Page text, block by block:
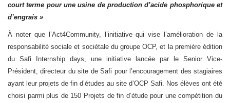
court terme pour une usine de production d’acide phosphorique et
d’engrais »
À noter que l’Act4Community, l’initiative qui vise l’amélioration de la
responsabilité sociale et sociétale du groupe OCP, et la première édition
du Safi Internship days, une initiative lancée par le Senior Vice-
Président, directeur du site de Safi pour l’encouragement des stagiaires
ayant leur projets de fin d’études au site d’OCP Safi. Nos élèves ont été
choisi parmi plus de 150 Projets de fin d’étude pour une compétition du